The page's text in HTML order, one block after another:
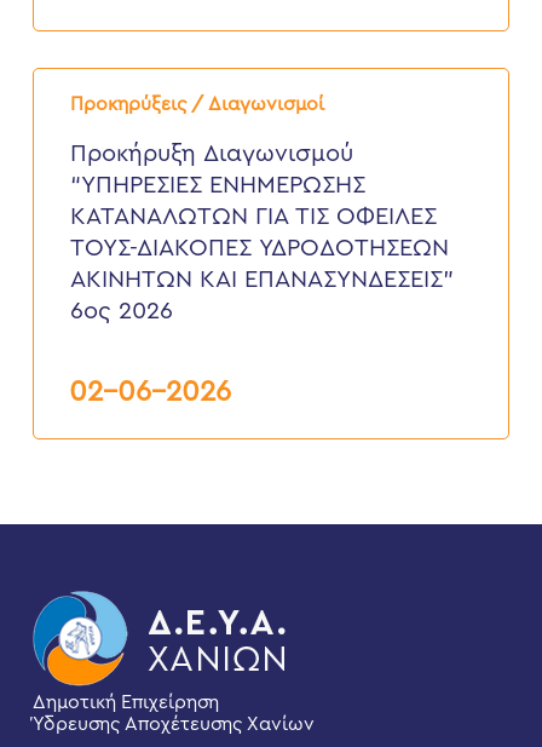
Προκηρύξεις / Διαγωνισμοί
Προκήρυξη
Διαγωνισμού
ΕΝΗΜΕΡΩΣΗΣ
ΚΑΤΑΝΑΛΩΤΩΝ
ΟΦΕΙΛΕΣ
ΤΟΥΣ-
ΔΙΑΚΟΠΕΣ
ΑΚΙΝΗΤΩΝ
2026
Προκήρυξη Διαγωνισμού
“ΥΠΗΡΕΣΙΕΣ ΕΝΗΜΕΡΩΣΗΣ
ΚΑΤΑΝΑΛΩΤΩΝ ΓΙΑ ΤΙΣ ΟΦΕΙΛΕΣ
ΤΟΥΣ-ΔΙΑΚΟΠΕΣ ΥΔΡΟΔΟΤΗΣΕΩΝ
ΑΚΙΝΗΤΩΝ ΚΑΙ ΕΠΑΝΑΣΥΝΔΕΣΕΙΣ”
6ος 2026
02-06-2026
Δημοτική Επιχείρηση
Ύδρευσης Αποχέτευσης Χανίων